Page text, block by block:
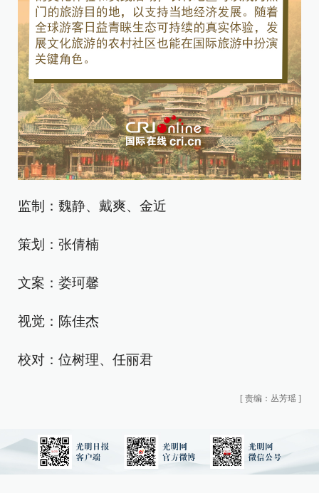
监制：魏静、戴爽、金近
策划：张倩楠
文案：娄珂馨
视觉：陈佳杰
校对：位树理、任丽君
[ 责编：丛芳瑶 ]